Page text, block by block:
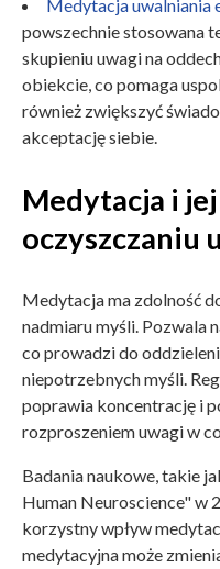
Medytacja uwalniania
powszechnie stosowana
skupieniu uwagi na
obiekcie, co pomaga
również zwiększyć
akceptację siebie.
Medytacja i
oczyszczaniu
Medytacja ma zdolność
nadmiaru myśli. Pozwala
co prowadzi do
niepotrzebnych myśli.
poprawia koncentrację i
rozproszeniem uwagi w
Badania naukowe, takie
Human Neuroscience" w
korzystny wpływ
medytacyjna może